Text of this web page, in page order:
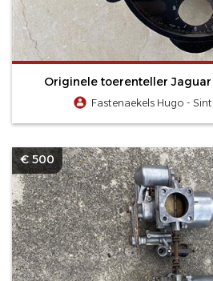
Originele toerenteller Jaguar
Fastenaekels Hugo -
€ 500